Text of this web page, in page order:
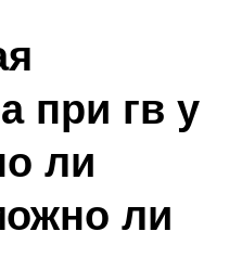
при гв у
ли
ли